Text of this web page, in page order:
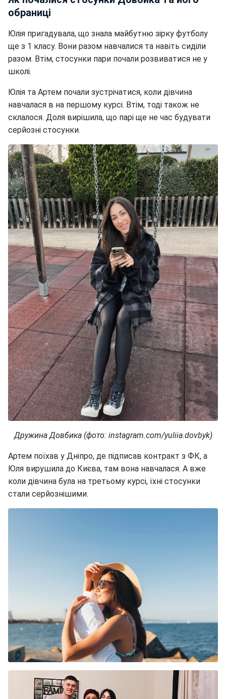
обраниці
Юлія пригадувала, що знала майбутню зірку футболу
ще з 1 класу. Вони разом навчалися та навіть сиділи
разом. Втім, стосунки пари почали розвиватися не у
школі.
Юлія та Артем почали зустрічатися, коли дівчина
навчалася в на першому курсі. Втім, тоді також не
склалося. Доля вирішила, що парі ще не час будувати
серйозні стосунки.
Дружина Довбика (фото: instagram.com/yuliia.dovbyk)
Артем поїхав у Дніпро, де підписав контракт з ФК, а
Юля вирушила до Києва, там вона навчалася. А вже
коли дівчина була на третьому курсі, їхні стосунки
стали серйознішими.